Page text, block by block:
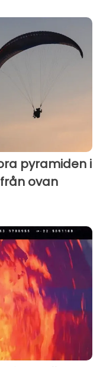
pyramiden i
ovan